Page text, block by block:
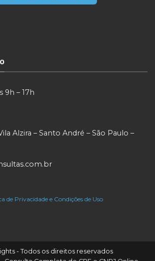
9h – 17h
Alzira – Santo André – São Paulo –
de Privacidade e Condições de Uso
- Todos os direitos reservados